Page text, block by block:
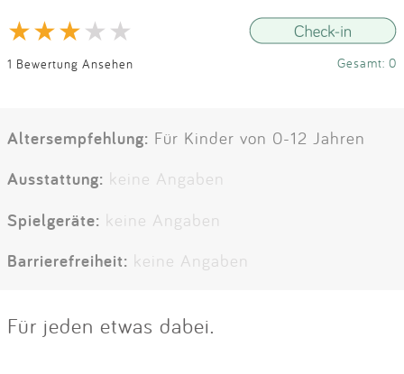
1 Bewertung Ansehen Gesamt: 0
Altersempfehlung: Für Kinder von 0-12 Jahren
Ausstattung: keine Angaben
Spielgeräte: keine Angaben
Barrierefreiheit: keine Angaben
Für jeden etwas dabei.